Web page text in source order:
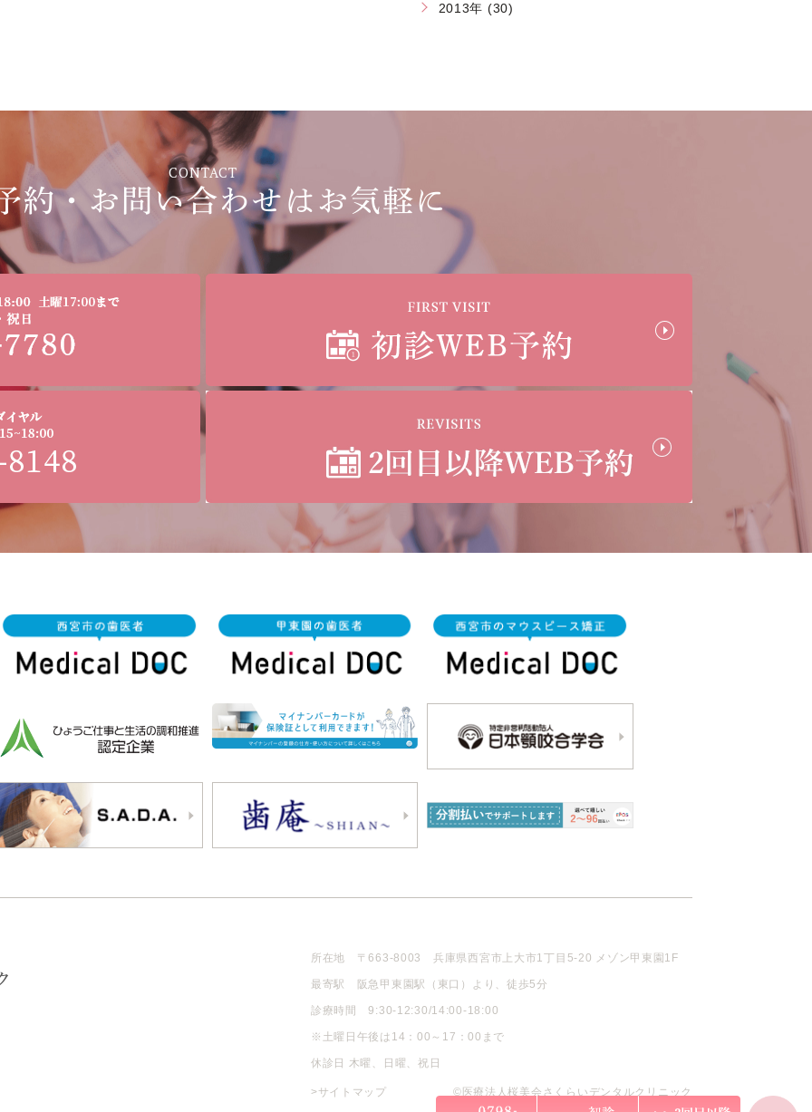
2013年 (30)
CONTACT
約・お問い合わせは お気軽に
所在地 〒663-8003 兵庫県西宮市上大市1丁目5-20 メゾン甲東園1F
最寄駅 阪急甲東園駅（東口）より、徒歩5分
診療時間 9:30-12:30/14:00-18:00
※土曜日午後は14：00～17：00まで
休診日 木曜、日曜、祝日
>サイトマップ ©医療法人桜美会さくらいデンタルクリニック